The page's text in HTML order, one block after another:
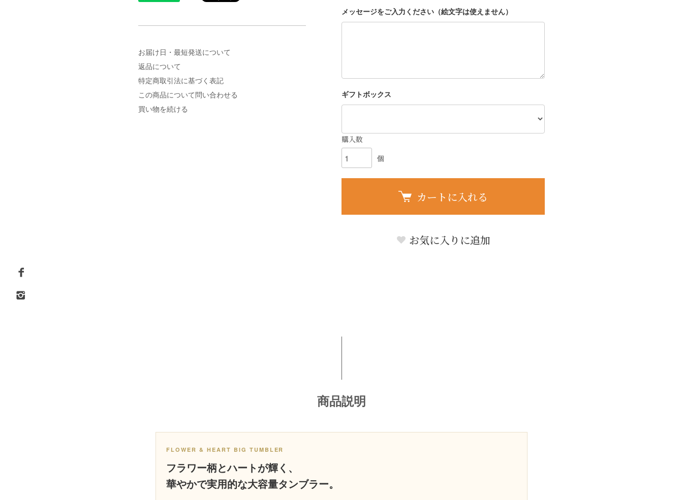
お届け日・最短発送について
返品について
特定商取引法に基づく表記
この商品について問い合わせる
買い物を続ける
メッセージをご入力ください（絵文字は使えません）
ギフトボックス
購入数
個
カートに入れる
お気に入りに追加
商品説明
FLOWER & HEART BIG TUMBLER
フラワー柄とハートが輝く、
華やかで実用的な大容量タンブラー。